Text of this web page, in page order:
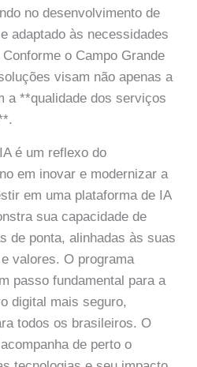
no desenvolvimento de
adaptado às necessidades
o Campo Grande
visam não apenas a
a **qualidade dos serviços
é um reflexo do
em inovar e modernizar a
em uma plataforma de IA
sua capacidade de
de ponta, alinhadas às suas
valores. O programa
passo fundamental para a
digital mais seguro,
todos os brasileiros. O
de perto o